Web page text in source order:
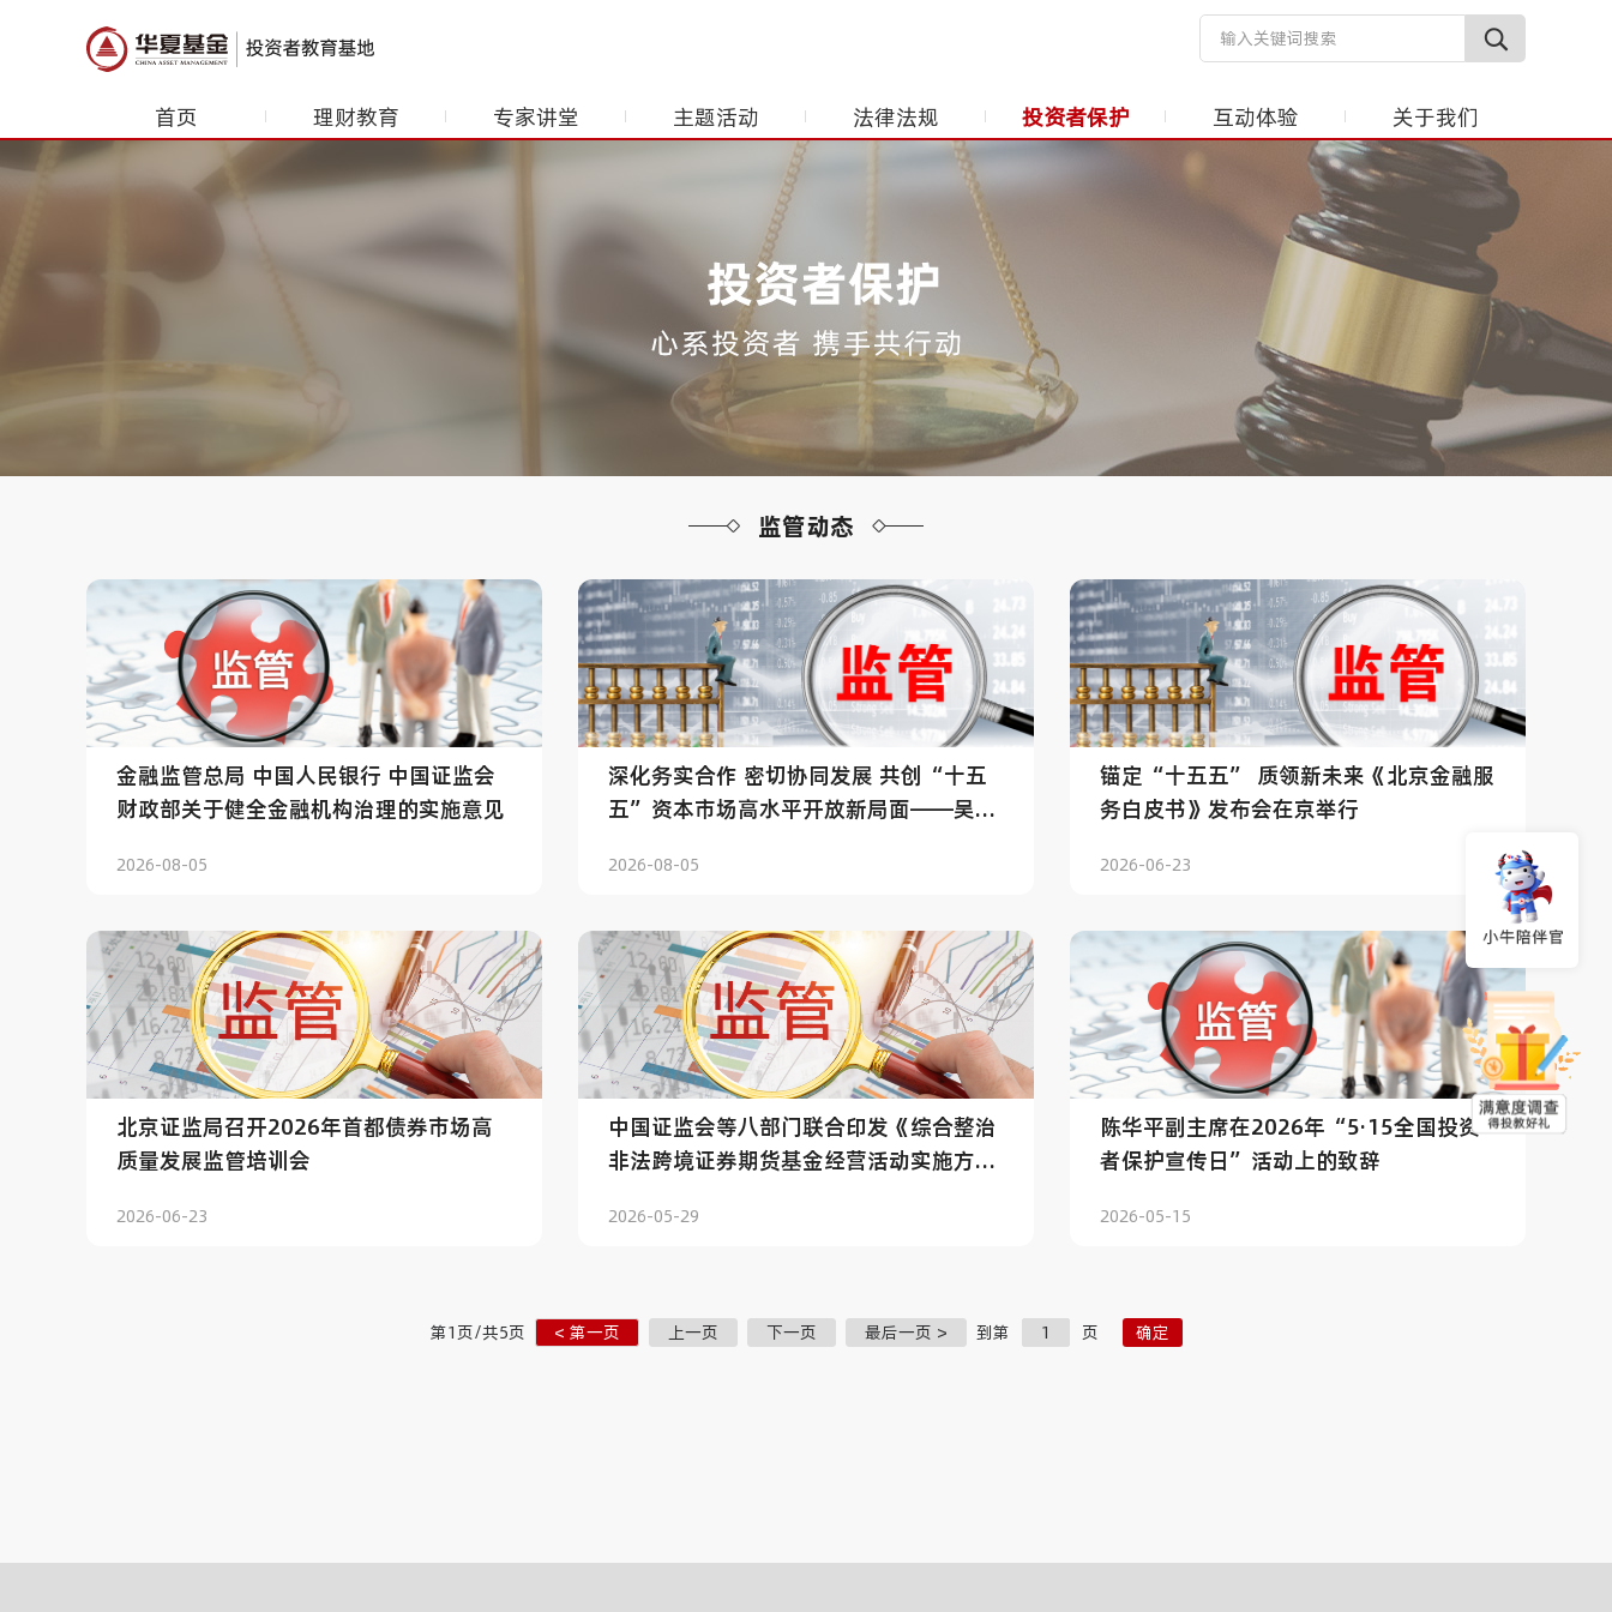
首页 理财教育 专家讲堂 主题活动 法律法规 投资者保护 互动体验 关于我们
监管动态
金融监管总局 中国人民银行 中国证监会
财政部关于健全金融机构治理的实施意见
2026-08-05
深化务实合作 密切协同发展 共创“十五
五”资本市场高水平开放新局面——吴清
上的致辞
2026-08-05
锚定“十五五” 质领新未来《北京金融服
务白皮书》发布会在京举行
2026-06-23
北京证监局召开2026年首都债券市场高
质量发展监管培训会
2026-06-23
中国证监会等八部门联合印发《综合整治
非法跨境证券期货基金经营活动实施方
2026-05-29
陈华平副主席在2026年“5·15全国投资
者保护宣传日”活动上的致辞
2026-05-15
第1页/共5页 < 第一页 上一页 下一页 最后一页 > 到第 页 确定